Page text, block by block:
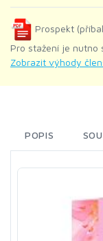
Prospekt
Pro stažení je nutno
Zobrazit výhody
POPIS